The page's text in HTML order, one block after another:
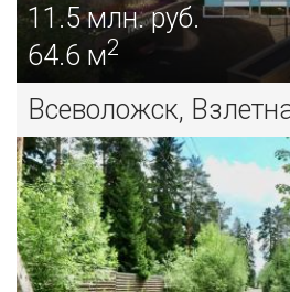
11.5млн. руб.
64.6 м2
Всеволожск,